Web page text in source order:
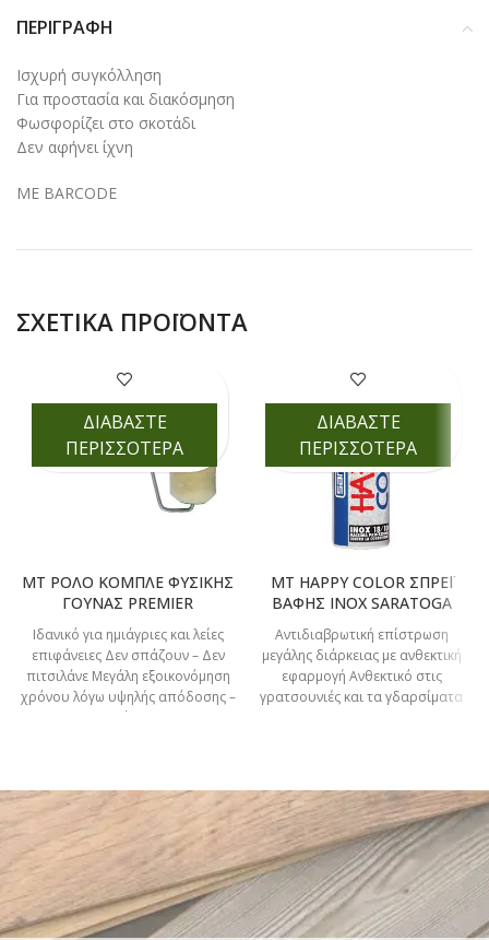
ΠΕΡΙΓΡΑΦΉ
Ισχυρή συγκόλληση
Για προστασία και διακόσμηση
Φωσφορίζει στο σκοτάδι
Δεν αφήνει ίχνη
ΜΕ BARCODE
ΣΧΕΤΙΚΆ ΠΡΟΪΌΝΤΑ
MT ΡΟΛΟ ΚΟΜΠΛΕ ΦΥΣΙΚΗΣ
ΓΟΥΝΑΣ PREMIER
Ιδανικό για ημιάγριες και λείες
επιφάνειες Δεν σπάζουν – Δεν
πιτσιλάνε Μεγάλη εξοικονόμηση
χρόνου λόγω υψηλής απόδοσης –
καλυπτικότητας Ένα
ΔΙΑΒΑΣΤΕ
ΠΕΡΙΣΣΟΤΕΡΑ
MT HAPPY COLOR ΣΠΡΕΪ
ΒΑΦΗΣ INOX SARATOGA
Αντιδιαβρωτική επίστρωση
μεγάλης διάρκειας με ανθεκτική
εφαρμογή Ανθεκτικό στις
γρατσουνιές και τα γδαρσίματα
ΔΙΑΒΑΣΤΕ
ΠΕΡΙΣΣΟΤΕΡΑ